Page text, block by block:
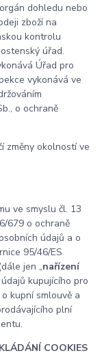
dohledu nebo
zboží na
kontrolu
úřad.
Úřad pro
vykonává ve
o ochraně
změny okolností ve
ve smyslu čl. 13
679 o ochraně
údajů a o
95/46/ES
jen „nařízení
kupujícího pro
kupní smlouvě a
plní
COOKIES